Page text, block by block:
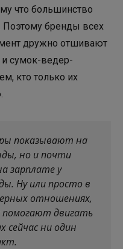
что большинство
бренды всех
дружно отшивают
сумок-ведер-
кто только их
показывают на
но и почти
зарплате у
Ну или просто в
отношениях,
двигать
сейчас ни один